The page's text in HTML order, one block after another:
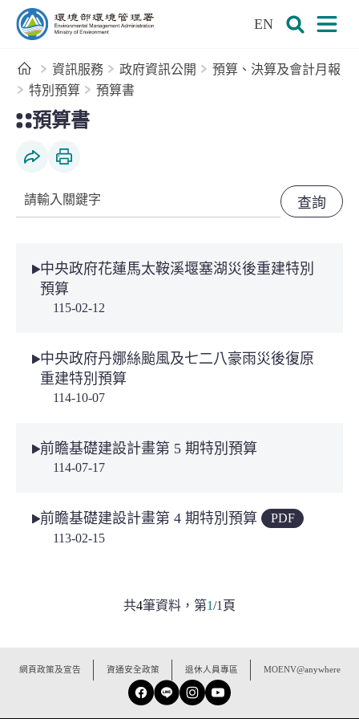
跳到主要內容區塊
EN
首頁資訊服務 政府資訊公開
預算、決算及會計月報
特別預算
預算書
預算書
關鍵字
115-02-12
中央政府花蓮馬太鞍溪堰塞湖災後重建特別
預算
114-10-07
中央政府丹娜絲颱風及七二八豪雨災後復原
重建特別預算
114-07-17
前瞻基礎建設計畫第 5 期特別預算
113-02-15
前瞻基礎建設計畫第 4 期特別預算 PDF
共4筆資料， 第1/1 頁
網頁政策及宣告 資通安全政策 退休人員專區 MOENV@anywhere
Facebook
LineInstagram
YouTube